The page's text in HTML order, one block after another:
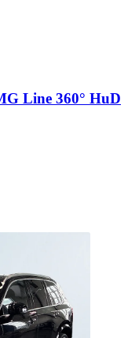
Line 360° HuD